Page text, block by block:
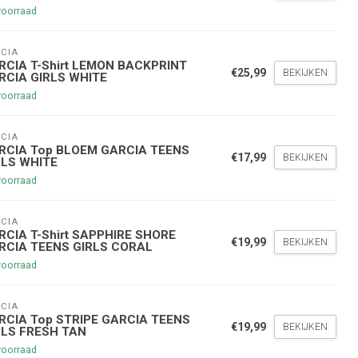
T-Shirt LEMON BACKPRINT
GIRLS WHITE
€25,99 BEKIJKEN
Top BLOEM GARCIA TEENS
WHITE
€17,99 BEKIJKEN
T-Shirt SAPPHIRE SHORE
TEENS GIRLS CORAL
€19,99 BEKIJKEN
Top STRIPE GARCIA TEENS
FRESH TAN
€19,99 BEKIJKEN
bestelling
te blijven over onze
van €45,00